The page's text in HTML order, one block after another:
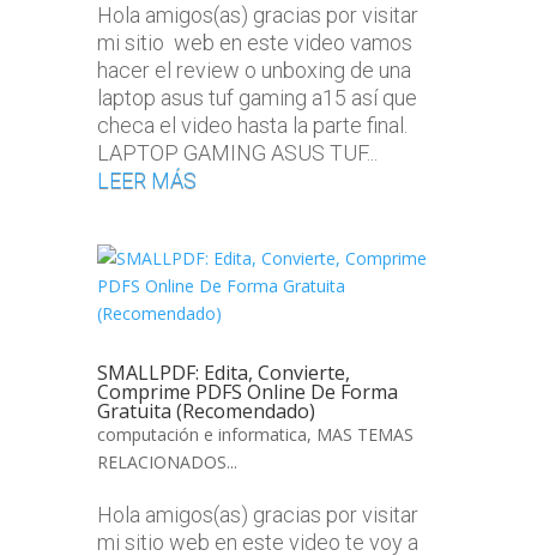
Hola amigos(as) gracias por visitar
mi sitio web en este video vamos
hacer el review o unboxing de una
laptop asus tuf gaming a15 así que
checa el video hasta la parte final.
LAPTOP GAMING ASUS TUF...
LEER MÁS
SMALLPDF: Edita, Convierte,
Comprime PDFS Online De Forma
Gratuita (Recomendado)
computación e informatica, MAS TEMAS
RELACIONADOS...
Hola amigos(as) gracias por visitar
mi sitio web en este video te voy a